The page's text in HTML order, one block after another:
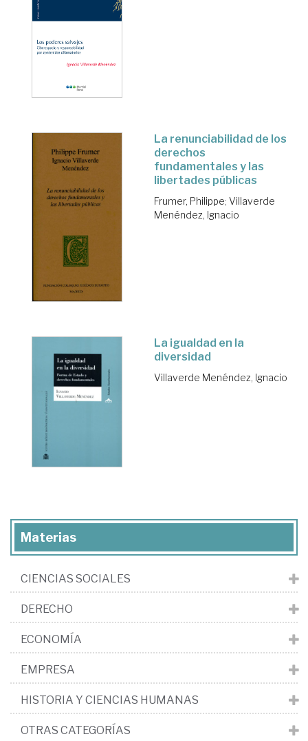
La renunciabilidad de los
derechos
fundamentales y las
libertades públicas
Frumer, Philippe; Villaverde
Menéndez, Ignacio
La igualdad en la
diversidad
Villaverde Menéndez, Ignacio
Materias
CIENCIAS SOCIALES
DERECHO
ECONOMÍA
EMPRESA
HISTORIA Y CIENCIAS HUMANAS
OTRAS CATEGORÍAS